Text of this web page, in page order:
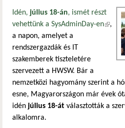
Idén, július 18-án, ismét részt
vehettünk a SysAdminDay-en(külső
,
a napon, amelyet a
rendszergazdák és IT
szakemberek tiszteletére
szervezett a HWSW. Bár a
nemzetközi hagyomány szerint a
esne, Magyarországon már évek
idén július 18-át választották a
alkalomra.